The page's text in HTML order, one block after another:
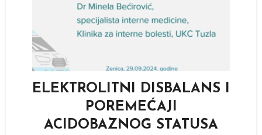
ELEKTROLITNI DISBALANS I
POREMEĆAJI
ACIDOBAZNOG STATUSA